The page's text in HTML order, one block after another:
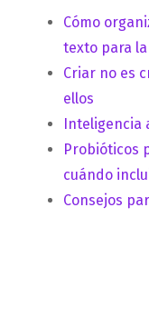
Cómo
texto para
Criar no es
ellos
Inteligencia
Probióticos
cuándo
Consejos